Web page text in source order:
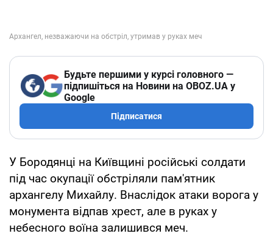
Будьте першими у курсі головного —
підпишіться на Новини на OBOZ.UA у
Google
Підписатися
У Бородянці на Київщині російські солдати
під час окупації обстріляли пам'ятник
архангелу Михайлу. Внаслідок атаки ворога у
монумента відпав хрест, але в руках у
небесного воїна залишився меч.